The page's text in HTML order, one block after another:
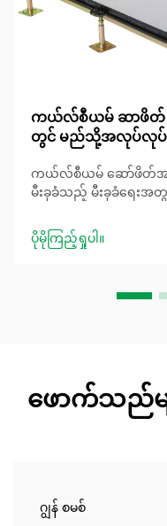
ကယ်လ်စီယမ် ဆာဖိတ်
တွင် မည်သို့အလုပ်လုပ်
ကယ်လ်စီယမ် ဆော်ဖိတ်အခ
မီးခုခံသည့် မီးခုခံရေးအ
ရေးအတွက် မီးခုခံသည့် မီ
ခုခံသည့် မီးခုခံရေးအတွက်
သည့် မီးခုခံရေးအတွက် ဂ
ပိုမိုကြည့်ရှုပါ။
ဖောက်သည်မ
ဂျွန် စမစ်